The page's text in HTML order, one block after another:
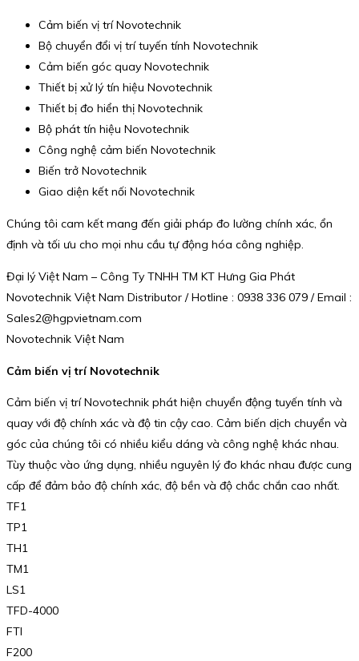
Cảm biến vị trí Novotechnik
Bộ chuyển đổi vị trí tuyến tính Novotechnik
Cảm biến góc quay Novotechnik
Thiết bị xử lý tín hiệu Novotechnik
Thiết bị đo hiển thị Novotechnik
Bộ phát tín hiệu Novotechnik
Công nghệ cảm biến Novotechnik
Biến trở Novotechnik
Giao diện kết nối Novotechnik
Chúng tôi cam kết mang đến giải pháp đo lường chính xác, ổn
định và tối ưu cho mọi nhu cầu tự động hóa công nghiệp.
Đại lý Việt Nam – Công Ty TNHH TM KT Hưng Gia Phát
Novotechnik Việt Nam Distributor / Hotline : 0938 336 079 / Email :
Sales2@hgpvietnam.com
Novotechnik Việt Nam
Cảm biến vị trí Novotechnik
Cảm biến vị trí Novotechnik phát hiện chuyển động tuyến tính và
quay với độ chính xác và độ tin cậy cao. Cảm biến dịch chuyển và
góc của chúng tôi có nhiều kiểu dáng và công nghệ khác nhau.
Tùy thuộc vào ứng dụng, nhiều nguyên lý đo khác nhau được cung
cấp để đảm bảo độ chính xác, độ bền và độ chắc chắn cao nhất.
TF1
TP1
TH1
TM1
LS1
TFD-4000
FTI
F200